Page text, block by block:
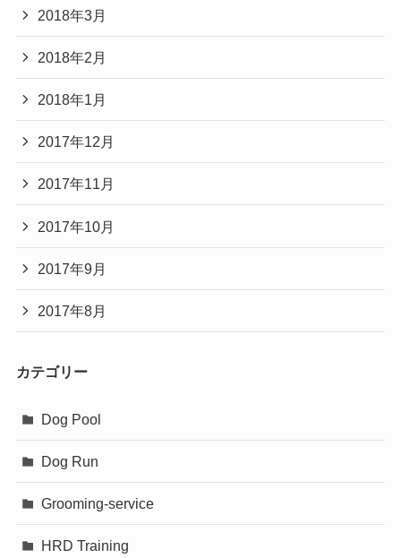
2018年3月
2018年2月
2018年1月
2017年12月
2017年11月
2017年10月
2017年9月
2017年8月
カテゴリー
Dog Pool
Dog Run
Grooming-service
HRD Training